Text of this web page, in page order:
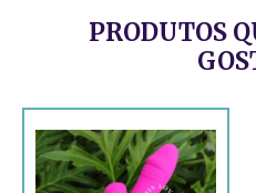
PRODUTOS